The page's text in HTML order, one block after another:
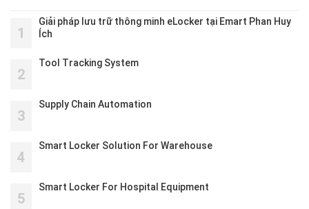
1
Giải pháp lưu trữ thông minh eLocker tại Emart Phan Huy
Ích
2
Tool Tracking System
3
Supply Chain Automation
4
Smart Locker Solution For Warehouse
5
Smart Locker For Hospital Equipment